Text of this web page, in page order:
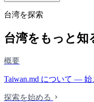
台湾を探索
台湾をもっと知
概要
Taiwan.md について —
探索を始める